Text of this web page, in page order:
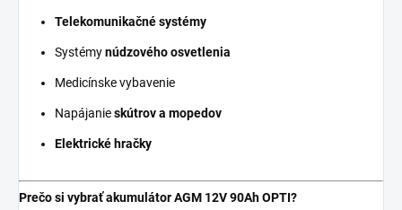
Telekomunikačné systémy
Systémynúdzového osvetlenia
Medicínske vybavenie
Napájanieskútrov a mopedov
Elektrické hračky
Prečo si vybrať akumulátor AGM 12V 90Ah OPTI?